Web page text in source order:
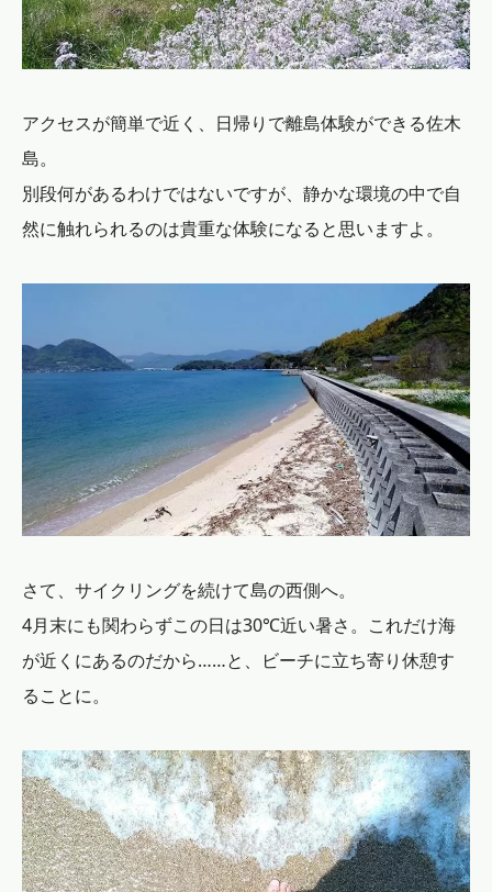
アクセスが簡単で近く、日帰りで離島体験ができる佐木
島。
別段何があるわけではないですが、静かな環境の中で自
然に触れられるのは貴重な体験になると思いますよ。
さて、サイクリングを続けて島の西側へ。
4月末にも関わらずこの日は30℃近い暑さ。これだけ海
が近くにあるのだから……と、ビーチに立ち寄り休憩す
ることに。